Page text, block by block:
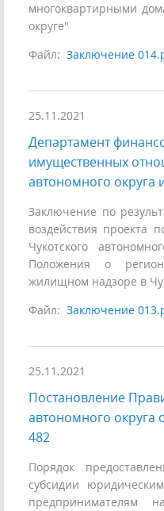
многоквартирными
округе"
Файл: Заключение
25.11.2021
Департамент
имущественных
автономного округа
Заключение по
воздействия проекта
Чукотского
Положения о
жилищном надзоре в
Файл: Заключение
25.11.2021
Постановление
автономного округа
482
Порядок
субсидии
предпринимателям